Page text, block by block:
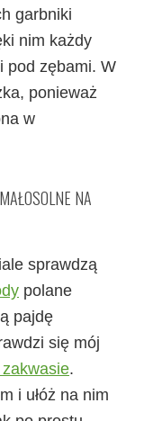
garbniki
nim każdy
pod zębami. W
ponieważ
w
NA
sprawdzą
polane
pajdę
się mój
.
i ułóż na nim